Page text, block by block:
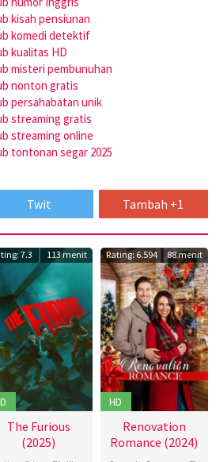
kisah pensiunan
komedi detektif
kualitas HD
misteri pembunuhan
nonton gratis
persahabatan unik
streaming gratis
streaming online
tontonan segar 2025
Twit
Tambah +1
7.3 113 menit
The Furious
(2025)
Rating: 6.594 88 menit
HD
Renovation
Romance (2024)